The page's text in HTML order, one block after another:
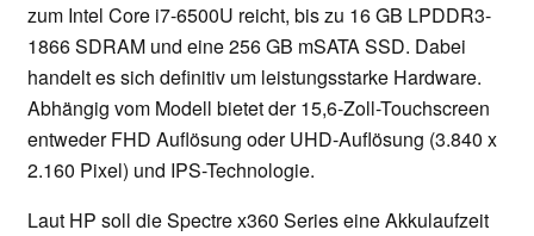
zum Intel Core i7-6500U reicht, bis zu 16 GB LPDDR3-
1866 SDRAM und eine 256 GB mSATA SSD. Dabei
handelt es sich definitiv um leistungsstarke Hardware.
Abhängig vom Modell bietet der 15,6-Zoll-Touchscreen
entweder FHD Auflösung oder UHD-Auflösung (3.840 x
2.160 Pixel) und IPS-Technologie.
Laut HP soll die Spectre x360 Series eine Akkulaufzeit